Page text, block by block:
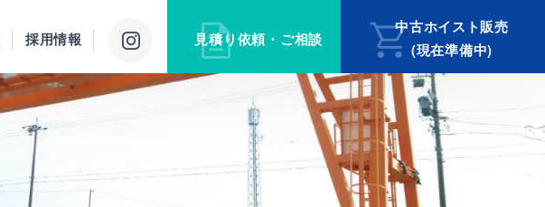
採用情報 見積り依頼・ご相談
中古ホイスト販売
(現在準備中)